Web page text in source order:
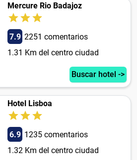
Mercure Rio Badajoz
7.9 2251 comentarios
1.31 Km del centro ciudad
Buscar hotel ->
Hotel Lisboa
6.9 1235 comentarios
1.32 Km del centro ciudad